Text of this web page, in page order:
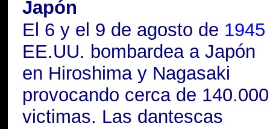
Japón
El 6 y el 9 de agosto de 1945
EE.UU. bombardea a Japón
en Hiroshima y Nagasaki
provocando cerca de 140.000
victimas. Las dantescas